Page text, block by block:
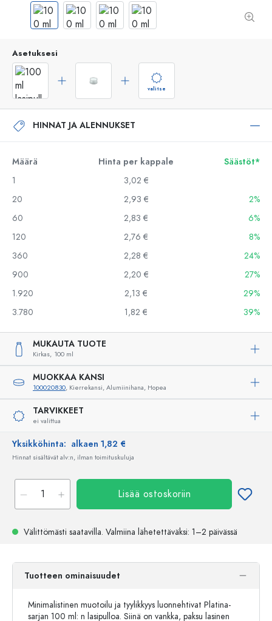
Asetuksesi
valitse
HINNAT JA ALENNUKSET
Määrä Hinta per kappale
Säästöt*
1
3,02 €
20
2,93 €
2%
60
2,83 €
6%
120
2,76 €
8%
360
2,28 €
24%
900
2,20 €
27%
1.920
2,13 €
29%
3.780
1,82 € 39%
MUKAUTA TUOTE
Kirkas, 100 ml
MUOKKAA KANSI
100020830, Kierrekansi, Alumiinihana, Hopea
TARVIKKEET
ei valittua
Yksikköhinta: alkaen 1,82 €
Hinnat sisältävät alv:n, ilman toimituskuluja
Lisää ostoskoriin
Välittömästi saatavilla. Valmiina lähetettäväksi: 1–2 päivässä
Tuotteen ominaisuudet
Minimalistinen muotoilu ja tyylikkyys luonnehtivat Platina-
sarjan 100 ml: n lasipulloa. Siinä on vankka, paksu lasinen